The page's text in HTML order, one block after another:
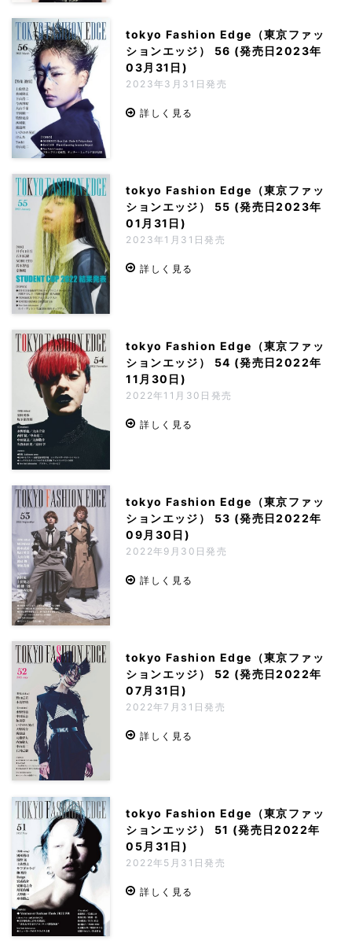
tokyo Fashion Edge（東京ファッ
ションエッジ） 56 (発売日2023年
03月31日)
2023年3月31日発売
詳しく見る
tokyo Fashion Edge（東京ファッ
ションエッジ） 55 (発売日2023年
01月31日)
2023年1月31日発売
詳しく見る
tokyo Fashion Edge（東京ファッ
ションエッジ） 54 (発売日2022年
11月30日)
2022年11月30日発売
詳しく見る
tokyo Fashion Edge（東京ファッ
ションエッジ） 53 (発売日2022年
09月30日)
2022年9月30日発売
詳しく見る
tokyo Fashion Edge（東京ファッ
ションエッジ） 52 (発売日2022年
07月31日)
2022年7月31日発売
詳しく見る
tokyo Fashion Edge（東京ファッ
ションエッジ） 51 (発売日2022年
05月31日)
2022年5月31日発売
詳しく見る